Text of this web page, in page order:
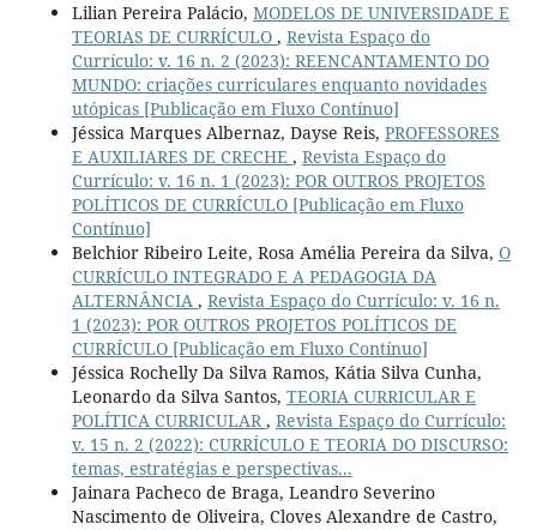
Lilian Pereira Palácio, MODELOS DE UNIVERSIDADE E
TEORIAS DE CURRÍCULO , Revista Espaço do
Currículo: v. 16 n. 2 (2023): REENCANTAMENTO DO
MUNDO: criações curriculares enquanto novidades
utópicas [Publicação em Fluxo Contínuo]
Jéssica Marques Albernaz, Dayse Reis, PROFESSORES
E AUXILIARES DE CRECHE , Revista Espaço do
Currículo: v. 16 n. 1 (2023): POR OUTROS PROJETOS
POLÍTICOS DE CURRÍCULO [Publicação em Fluxo
Contínuo]
Belchior Ribeiro Leite, Rosa Amélia Pereira da Silva, O
CURRÍCULO INTEGRADO E A PEDAGOGIA DA
ALTERNÂNCIA , Revista Espaço do Currículo: v. 16 n.
1 (2023): POR OUTROS PROJETOS POLÍTICOS DE
CURRÍCULO [Publicação em Fluxo Contínuo]
Jéssica Rochelly Da Silva Ramos, Kátia Silva Cunha,
Leonardo da Silva Santos, TEORIA CURRICULAR E
POLÍTICA CURRICULAR, Revista Espaço do Currículo:
v. 15 n. 2 (2022): CURRÍCULO E TEORIA DO DISCURSO:
temas, estratégias e perspectivas...
Jainara Pacheco de Braga, Leandro Severino
Nascimento de Oliveira, Cloves Alexandre de Castro,